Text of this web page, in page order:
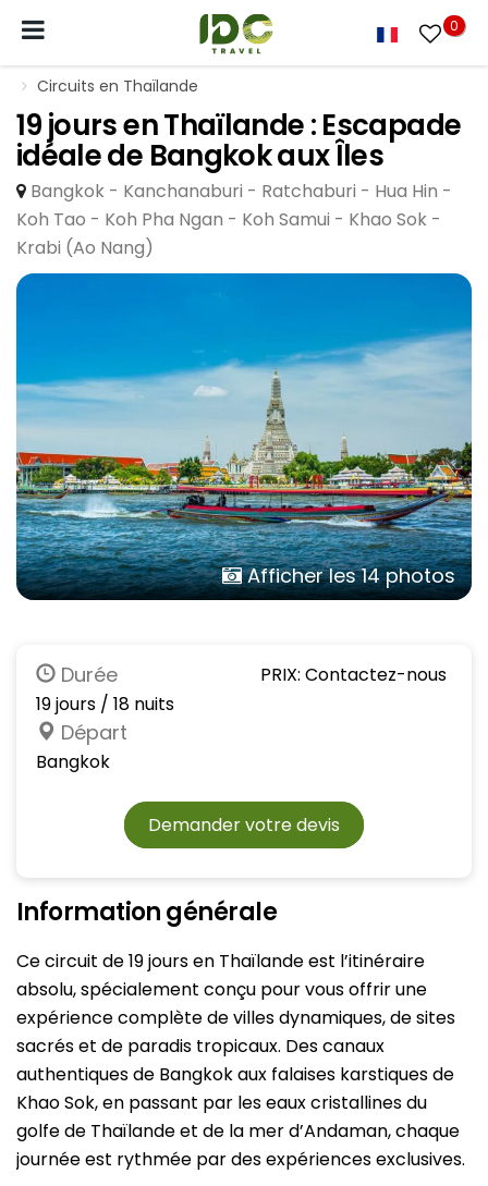
0
Circuits en Thaïlande
19 jours en Thaïlande : Escapade
idéale de Bangkok aux Îles
Bangkok - Kanchanaburi - Ratchaburi - Hua Hin -
Koh Tao - Koh Pha Ngan - Koh Samui - Khao Sok -
Krabi (Ao Nang)
Afficher les 14 photos
Durée
19 jours / 18 nuits
Départ
Bangkok
PRIX: Contactez-nous
Demander votre devis
Information générale
Ce circuit de 19 jours en Thaïlande est l’itinéraire
absolu, spécialement conçu pour vous offrir une
expérience complète de villes dynamiques, de sites
sacrés et de paradis tropicaux. Des canaux
authentiques de Bangkok aux falaises karstiques de
Khao Sok, en passant par les eaux cristallines du
golfe de Thaïlande et de la mer d’Andaman, chaque
journée est rythmée par des expériences exclusives.